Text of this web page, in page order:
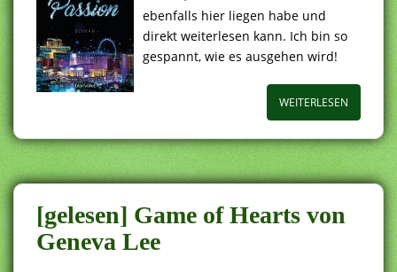
ebenfalls hier liegen habe und
direkt weiterlesen kann. Ich bin so
gespannt, wie es ausgehen wird!
WEITERLESEN
[gelesen] Game of Hearts von
Geneva Lee